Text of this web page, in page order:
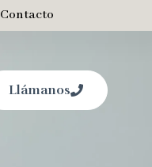
Contacto
Llámanos